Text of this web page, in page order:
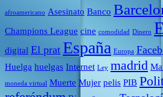
afroamericano Asesinato Banco
Champions League cine comodidad Dinero
digital El prat España Europa
Huelga huelgas Internet Ley madrid
moneda virtual Muerte Mujer pelis PIB